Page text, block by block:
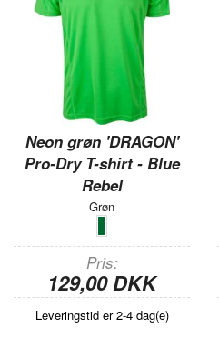
Neon grøn 'DRAGON'
Pro-Dry T-shirt - Blue
Rebel
Grøn
Pris
129,00 DKK
Leveringstid er 2-4 dag(e)